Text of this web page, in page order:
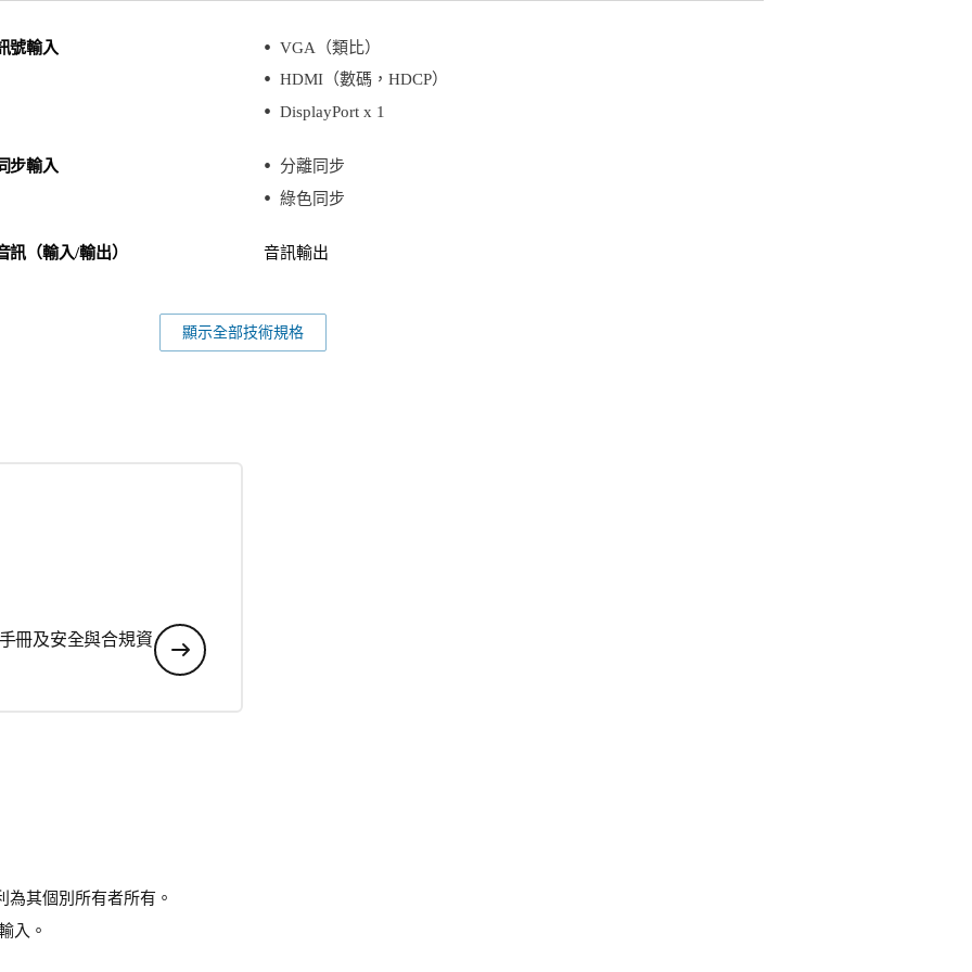
號輸入
VGA（類比）
HDMI（數碼，HDCP）
DisplayPort x 1
步輸入
分離同步
綠色同步
訊（輸入/輸出） 音訊輸出
顯示全部技術規格
冊及安全與合規資
為其個別所有者所有。
入。